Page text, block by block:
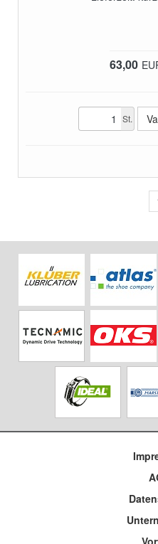
63,00
St.